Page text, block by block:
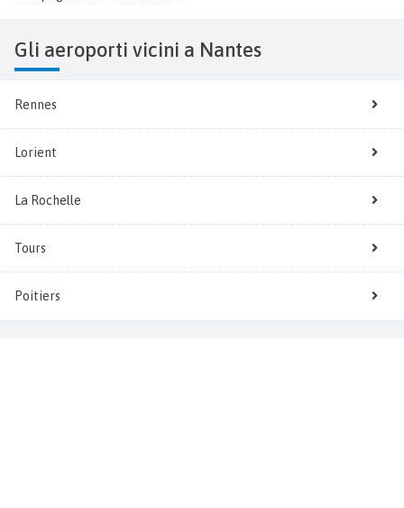
Gli aeroporti vicini a Nantes
Rennes
Lorient
La Rochelle
Tours
Poitiers